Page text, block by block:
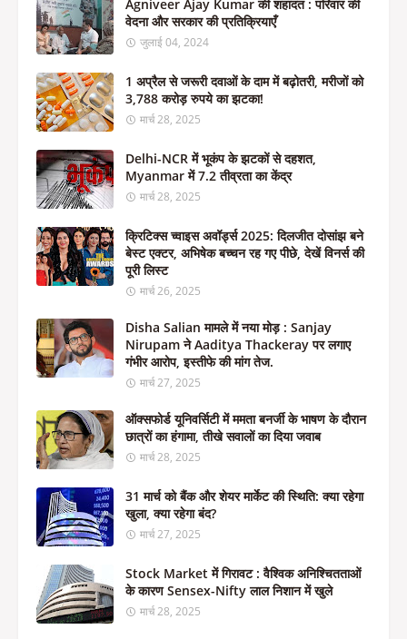
Agniveer Ajay Kumar की शहादत : परिवार की
वेदना और सरकार की प्रतिक्रियाएँ
जुलाई 04, 2024
1 अप्रैल से जरूरी दवाओं के दाम में बढ़ोतरी, मरीजों को
3,788 करोड़ रुपये का झटका!
मार्च 28, 2025
Delhi-NCR में भूकंप के झटकों से दहशत,
Myanmar में 7.2 तीव्रता का केंद्र
मार्च 28, 2025
क्रिटिक्स च्वाइस अवॉर्ड्स 2025: दिलजीत दोसांझ बने
बेस्ट एक्टर, अभिषेक बच्चन रह गए पीछे, देखें विनर्स की
पूरी लिस्ट
मार्च 26, 2025
Disha Salian मामले में नया मोड़ : Sanjay
Nirupam ने Aaditya Thackeray पर लगाए
गंभीर आरोप, इस्तीफे की मांग तेज.
मार्च 27, 2025
ऑक्सफोर्ड यूनिवर्सिटी में ममता बनर्जी के भाषण के दौरान
छात्रों का हंगामा, तीखे सवालों का दिया जवाब
मार्च 28, 2025
31 मार्च को बैंक और शेयर मार्केट की स्थिति: क्या रहेगा
खुला, क्या रहेगा बंद?
मार्च 27, 2025
Stock Market में गिरावट : वैश्विक अनिश्चितताओं
के कारण Sensex-Nifty लाल निशान में खुले
मार्च 28, 2025